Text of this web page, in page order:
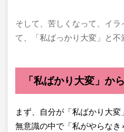
そして、苦しくなって、イラ
て、「私ばっかり大変」と不
「私ばかり大変」か
まず、自分が「私ばかり大変
無意識の中で「私がやらな